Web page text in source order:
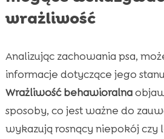
wrażliwość
Analizując zachowania psa,
informacje dotyczące jego
Wrażliwość behawioralna
sposoby, co jest ważne do
wykazują rosnący niepokój czy